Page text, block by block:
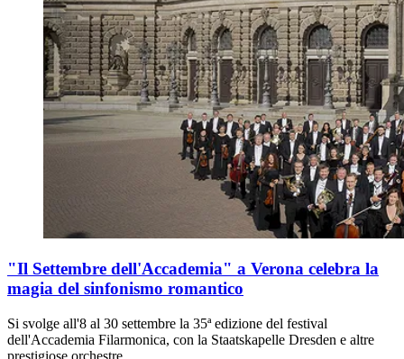
"Il Settembre dell'Accademia" a Verona celebra la
magia del sinfonismo romantico
Si svolge all'8 al 30 settembre la 35ª edizione del festival
dell'Accademia Filarmonica, con la Staatskapelle Dresden e altre
prestigiose orchestre